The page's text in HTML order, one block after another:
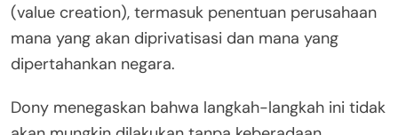
(value creation), termasuk penentuan perusahaan
mana yang akan diprivatisasi dan mana yang
dipertahankan negara.
Dony menegaskan bahwa langkah-langkah ini tidak